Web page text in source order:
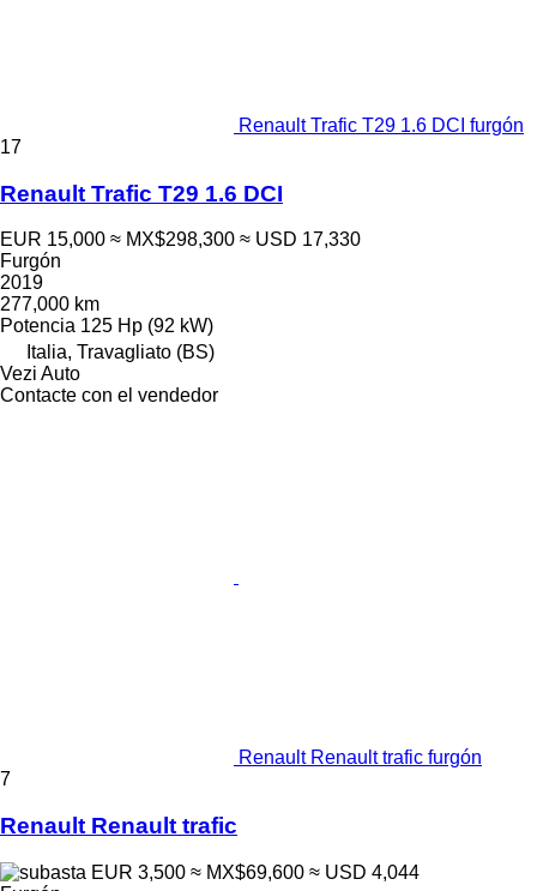
Renault Trafic T29 1.6 DCI furgón
17
Renault Trafic T29 1.6 DCI
EUR 15,000 ≈ MX$298,300 ≈ USD 17,330
Furgón
2019
277,000 km
Potencia 125 Hp (92 kW)
Italia, Travagliato (BS)
Vezi Auto
Contacte con el vendedor
Renault Renault trafic furgón
7
Renault Renault trafic
EUR 3,500 ≈ MX$69,600 ≈ USD 4,044